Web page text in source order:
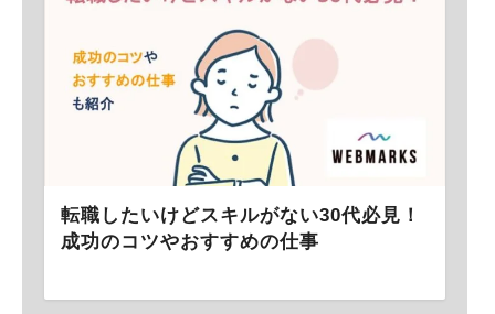
転職したいけどスキルがない30代必見！
成功のコツやおすすめの仕事